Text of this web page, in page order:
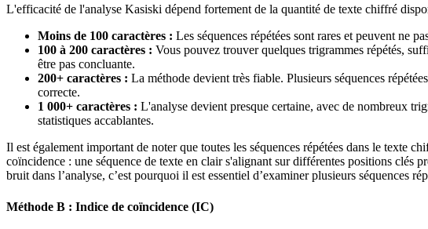
L'efficacité de l'analyse Kasiski dépend fortement de la quantité de texte chiffré
Moins de 100 caractères : Les séquences répétées sont rares et peuvent ne
100 à 200 caractères : Vous pouvez trouver quelques trigrammes répétés,
être pas concluante.
200+ caractères : La méthode devient très fiable. Plusieurs séquences
correcte.
1 000+ caractères : L'analyse devient presque certaine, avec de nombreux
statistiques accablantes.
Il est également important de noter que toutes les séquences répétées dans le texte
coïncidence : une séquence de texte en clair s'alignant sur différentes positions
bruit dans l’analyse, c’est pourquoi il est essentiel d’examiner plusieurs séquences
Méthode B : Indice de coïncidence (IC)